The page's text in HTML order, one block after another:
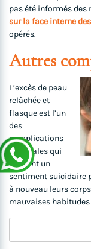
pas été informés des
sur la face interne
opérés.
Autres
L’excès de peau
relâchée et
flasque est l’un
des
complications
médicales qui
laissent un
sentiment suicidaire
à nouveau leurs
mauvaises